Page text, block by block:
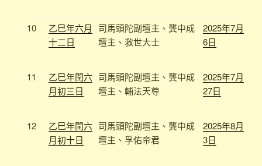
10
乙巳年六月
十二日
司馬頭陀副壇主、龔中成
壇主、 救世大士
2025年7月
6日
11
乙巳年閏六
月初三日
司馬頭陀副壇主、龔中成
壇主、輔法天尊
2025年7月
27日
12
乙巳年閏六
月初十日
司馬頭陀副壇主、龔中成
壇主、 孚佑帝君
2025年8月
3日